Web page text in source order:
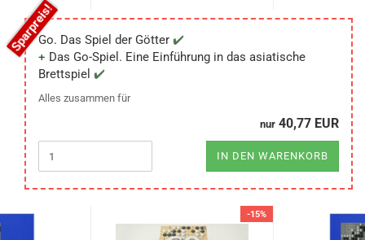
Go. Das Spiel der Götter
Das Go-Spiel. Eine Einführung in das asiatische
Brettspiel
Alles zusammen für
nur 40,77 EUR
IN DEN WARENKORB
-15%